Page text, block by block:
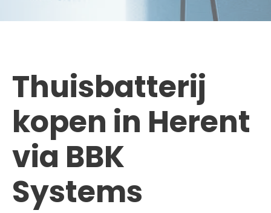
Thuisbatterij
kopen in Herent
via BBK
Systems